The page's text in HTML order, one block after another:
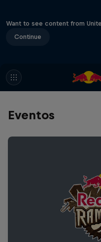
Want to see content from
Continue
Eventos